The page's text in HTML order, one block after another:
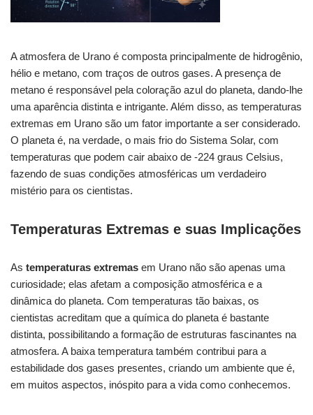
A atmosfera de Urano é composta principalmente de hidrogênio,
hélio e metano, com traços de outros gases. A presença de
metano é responsável pela coloração azul do planeta, dando-lhe
uma aparência distinta e intrigante. Além disso, as temperaturas
extremas em Urano são um fator importante a ser considerado.
O planeta é, na verdade, o mais frio do Sistema Solar, com
temperaturas que podem cair abaixo de -224 graus Celsius,
fazendo de suas condições atmosféricas um verdadeiro
mistério para os cientistas.
Temperaturas Extremas e suas Implicações
As temperaturas extremas em Urano não são apenas uma
curiosidade; elas afetam a composição atmosférica e a
dinâmica do planeta. Com temperaturas tão baixas, os
cientistas acreditam que a química do planeta é bastante
distinta, possibilitando a formação de estruturas fascinantes na
atmosfera. A baixa temperatura também contribui para a
estabilidade dos gases presentes, criando um ambiente que é,
em muitos aspectos, inóspito para a vida como conhecemos.